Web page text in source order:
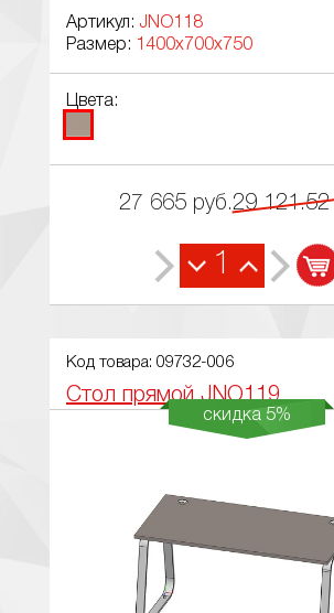
Артикул: JNO118
Размер:
1400x700x750
Цвета:
27 665 руб.29 121.52
1
Код товара: 09732-006
Стол прямой JNO119
скидка 5%